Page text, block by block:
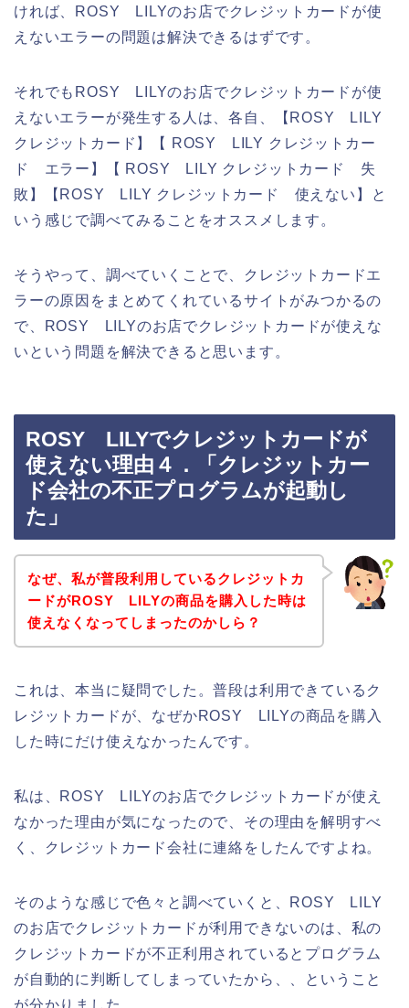
ければ、ROSY LILYのお店でクレジットカードが使
えないエラーの問題は解決できるはずです。
それでもROSY LILYのお店でクレジットカードが使
えないエラーが発生する人は、各自、【ROSY LILY
クレジットカード】【 ROSY LILY クレジットカー
ド エラー】【 ROSY LILY クレジットカード 失
敗】【ROSY LILY クレジットカード 使えない】と
いう感じで調べてみることをオススメします。
そうやって、調べていくことで、クレジットカードエ
ラーの原因をまとめてくれているサイトがみつかるの
で、ROSY LILYのお店でクレジットカードが使えな
いという問題を解決できると思います。
ROSY LILYでクレジットカードが
使えない理由４．「クレジットカー
ド会社の不正プログラムが起動し
た」
なぜ、私が普段利用しているクレジットカ
ードがROSY LILYの商品を購入した時は
使えなくなってしまったのかしら？
これは、本当に疑問でした。普段は利用できているク
レジットカードが、なぜかROSY LILYの商品を購入
した時にだけ使えなかったんです。
私は、ROSY LILYのお店でクレジットカードが使え
なかった理由が気になったので、その理由を解明すべ
く、クレジットカード会社に連絡をしたんですよね。
そのような感じで色々と調べていくと、ROSY LILY
のお店でクレジットカードが利用できないのは、私の
クレジットカードが不正利用されているとプログラム
が自動的に判断してしまっていたから、、ということ
が分かりました。